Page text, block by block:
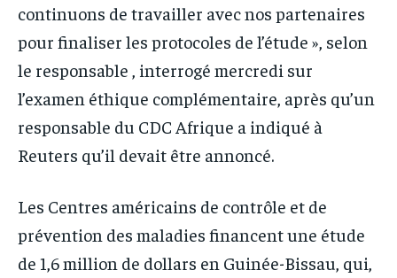
continuons de travailler avec nos partenaires
pour finaliser les protocoles de l’étude », selon
le responsable , interrogé mercredi sur
l’examen éthique complémentaire, après qu’un
responsable du CDC Afrique a indiqué à
Reuters qu’il devait être annoncé.
Les Centres américains de contrôle et de
prévention des maladies financent une étude
de 1,6 million de dollars en Guinée-Bissau, qui,